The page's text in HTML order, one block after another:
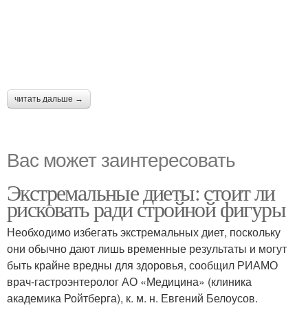
читать дальше →
Вас может заинтересовать
Экстремальные диеты: стоит ли
рисковать ради стройной фигуры
Необходимо избегать экстремальных диет, поскольку
они обычно дают лишь временные результаты и могут
быть крайне вредны для здоровья, сообщил РИАМО
врач-гастроэнтеролог АО «Медицина» (клиника
академика Ройтберга), к. м. н. Евгений Белоусов.